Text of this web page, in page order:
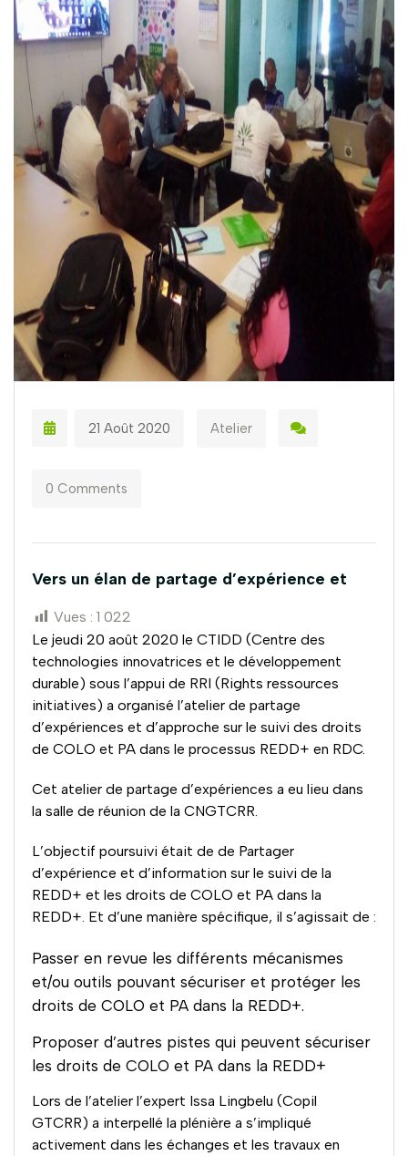
21 Août 2020 Atelier
0 Comments
Vers un élan de partage d’expérience et
Vues : 1 022
Le jeudi 20 août 2020 le CTIDD (Centre des
technologies innovatrices et le développement
durable) sous l’appui de RRI (Rights ressources
initiatives) a organisé l’atelier de partage
d’expériences et d’approche sur le suivi des droits
de COLO et PA dans le processus REDD+ en RDC.
Cet atelier de partage d’expériences a eu lieu dans
la salle de réunion de la CNGTCRR.
L’objectif poursuivi était de de Partager
d’expérience et d’information sur le suivi de la
REDD+ et les droits de COLO et PA dans la
REDD+. Et d’une manière spécifique, il s’agissait de :
Passer en revue les différents mécanismes
et/ou outils pouvant sécuriser et protéger les
droits de COLO et PA dans la REDD+.
Proposer d’autres pistes qui peuvent sécuriser
les droits de COLO et PA dans la REDD+
Lors de l’atelier l’expert Issa Lingbelu (Copil
GTCRR) a interpellé la plénière a s’impliqué
activement dans les échanges et les travaux en